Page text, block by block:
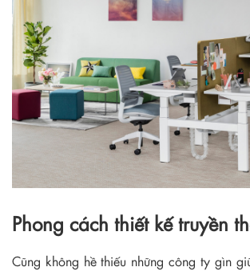
Phong cách thiết kế truyền
Cũng không hề thiếu những công ty gìn